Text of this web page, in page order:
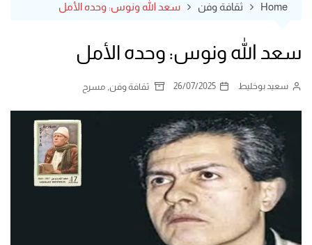
Home ثقافة وفن سعد الله ونوس: وحده الأمل
سعد الله ونوس: وحده الأمل
سعيد بوخليط 26/07/2025 ثقافة وفن مسرح